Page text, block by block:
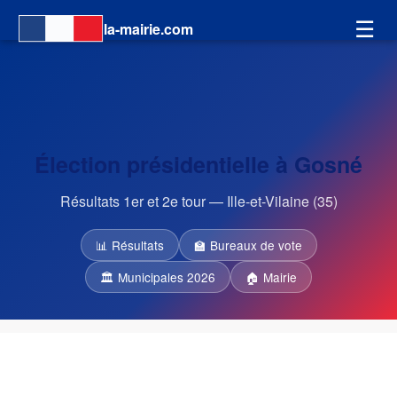
la-mairie.com ☰
Élection présidentielle à Gosné
Résultats 1er et 2e tour — Ille-et-Vilaine (35)
📊 Résultats
🏫 Bureaux de vote
🏛 Municipales 2026
🏠 Mairie